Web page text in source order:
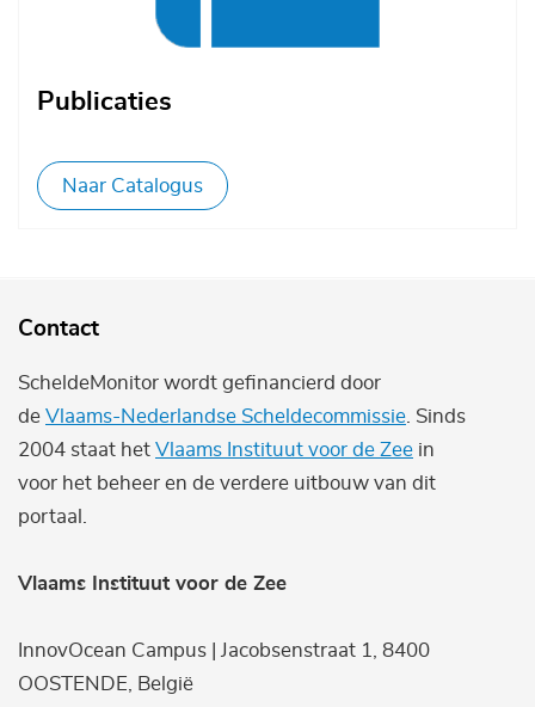
Publicaties
Naar Catalogus
Contact
ScheldeMonitor wordt gefinancierd door
de Vlaams-Nederlandse Scheldecommissie. Sinds
2004 staat het Vlaams Instituut voor de Zee in
voor het beheer en de verdere uitbouw van dit
portaal.
Vlaams Instituut voor de Zee
InnovOcean Campus | Jacobsenstraat 1, 8400
OOSTENDE, België